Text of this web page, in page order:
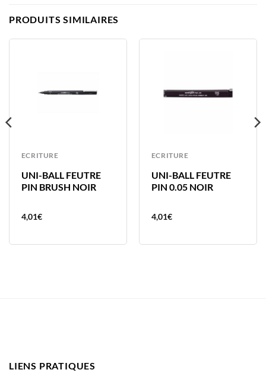
PRODUITS SIMILAIRES
ECRITURE
UNI-BALL FEUTRE
PIN BRUSH NOIR
4,01€
ECRITURE
UNI-BALL FEUTRE
PIN 0.05 NOIR
4,01€
LIENS PRATIQUES